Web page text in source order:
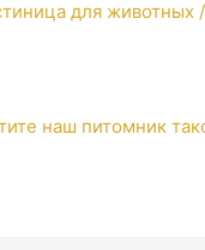
наш питомник